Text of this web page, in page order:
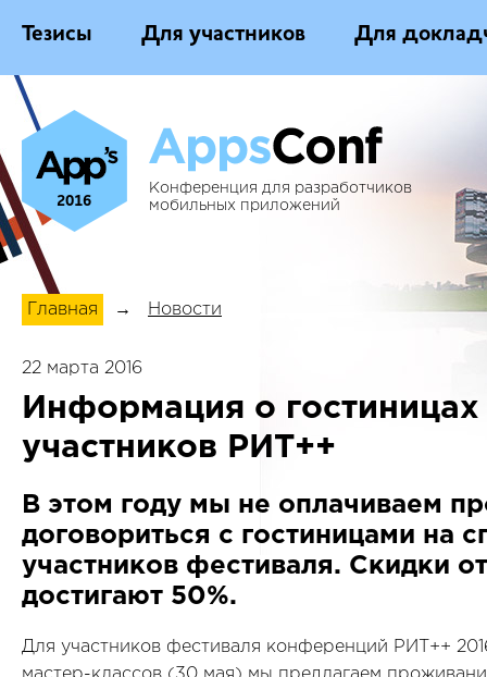
Тезисы Для участников Для
2016
Конференция для разработчиков
мобильных приложений
Главная → Новости
22 марта 2016
Информация о
участников РИТ++
В этом году мы не оплачиваем
договориться с гостиницами на
участников фестиваля. Скидки
достигают 50%.
Для участников фестиваля конференций РИТ++